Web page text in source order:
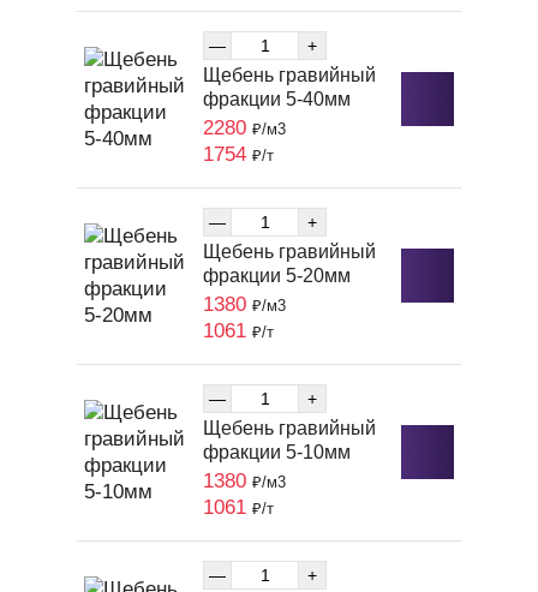
— +
Щебень гравийный
фракции 5-40мм
2280 ₽/м3
1754 ₽/т
— +
Щебень гравийный
фракции 5-20мм
1380 ₽/м3
1061 ₽/т
— +
Щебень гравийный
фракции 5-10мм
1380 ₽/м3
1061 ₽/т
— +